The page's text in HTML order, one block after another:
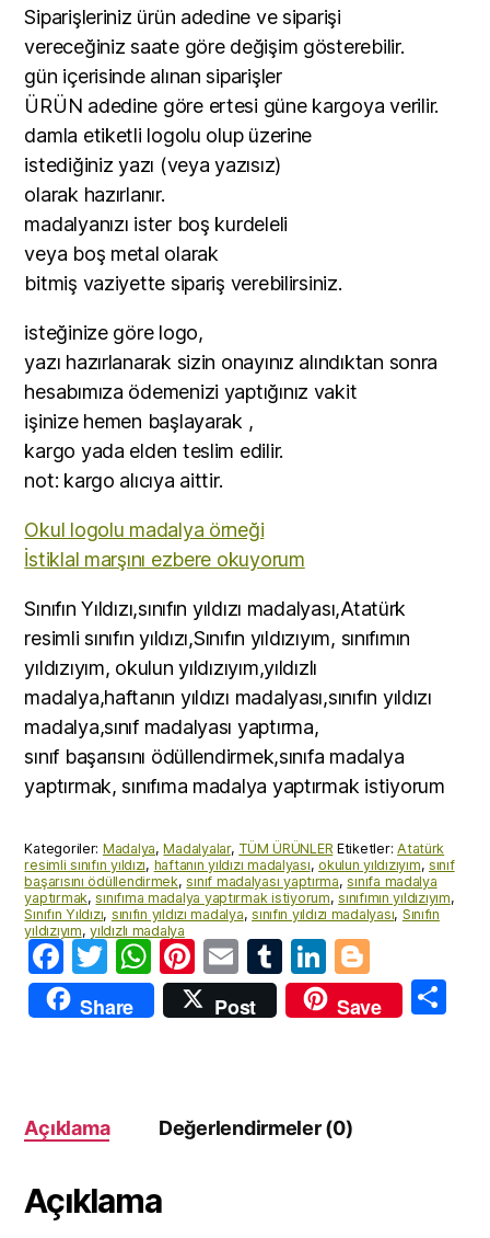
Siparişleriniz ürün adedine ve siparişi
vereceğiniz saate göre değişim gösterebilir.
gün içerisinde alınan siparişler
ÜRÜN adedine göre ertesi güne kargoya verilir.
damla etiketli logolu olup üzerine
istediğiniz yazı (veya yazısız)
olarak hazırlanır.
madalyanızı ister boş kurdeleli
veya boş metal olarak
bitmiş vaziyette sipariş verebilirsiniz.
isteğinize göre logo,
yazı hazırlanarak sizin onayınız alındıktan sonra
hesabımıza ödemenizi yaptığınız vakit
işinize hemen başlayarak ,
kargo yada elden teslim edilir.
not: kargo alıcıya aittir.
Okul logolu madalya örneği
İstiklal marşını ezbere okuyorum
Sınıfın Yıldızı,sınıfın yıldızı madalyası,Atatürk
resimli sınıfın yıldızı,Sınıfın yıldızıyım, sınıfımın
yıldızıyım, okulun yıldızıyım,yıldızlı
madalya,haftanın yıldızı madalyası,sınıfın yıldızı
madalya,sınıf madalyası yaptırma,
sınıf başarısını ödüllendirmek,sınıfa madalya
yaptırmak, sınıfıma madalya yaptırmak istiyorum
Kategoriler: Madalya,Madalyalar, TÜM ÜRÜNLER Etiketler:Atatürk
resimli sınıfın yıldızı, haftanın yıldızı madalyası,okulun yıldızıyım, sınıf
başarısını ödüllendirmek,sınıf madalyası yaptırma,sınıfa madalya
yaptırmak,sınıfıma madalya yaptırmak istiyorum,sınıfımın yıldızıyım,
Sınıfın Yıldızı, sınıfın yıldızı madalya,sınıfın yıldızı madalyası, Sınıfın
yıldızıyım,yıldızlı madalya
F
a
c
o
k
T
w
itt
W
h
at
p
Pi
nt
er
E
m
ai
T
u
m
Li
n
k
n
o
g
Share Post Save
S
Açıklama Değerlendirmeler (0)
Açıklama